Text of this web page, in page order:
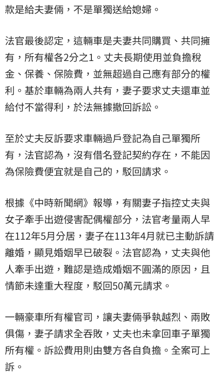
款是給夫妻倆，不是單獨送給媳婦。
法官最後認定，這輛車是夫妻共同購買、共同擁
有，所有權各2分之1。丈夫長期使用並負擔稅
金、保養、保險費，並無超過自己應有部分的權
利。基於車輛為兩人共有，妻子要求丈夫還車並
給付不當得利，於法無據撤回訴訟。
至於丈夫反訴要求車輛過戶登記為自己單獨所
有，法官認為，沒有借名登記契約存在，不能因
為保險費便宜就是自己的，駁回請求。
根據《中時新聞網》報導，有關妻子指控丈夫與
女子牽手出遊侵害配偶權部分，法官考量兩人早
在112年5月分居，妻子在113年4月就已主動訴請
離婚，顯見婚姻早已破裂。法官認為，丈夫與他
人牽手出遊，難認是造成婚姻不圓滿的原因，且
情節未達重大程度，駁回50萬元請求。
一輛豪車所有權官司，讓夫妻倆爭執越烈、兩敗
俱傷，妻子請求全吞敗，丈夫也未拿回車子單獨
所有權。訴訟費用則由雙方各自負擔。全案可上
訴。